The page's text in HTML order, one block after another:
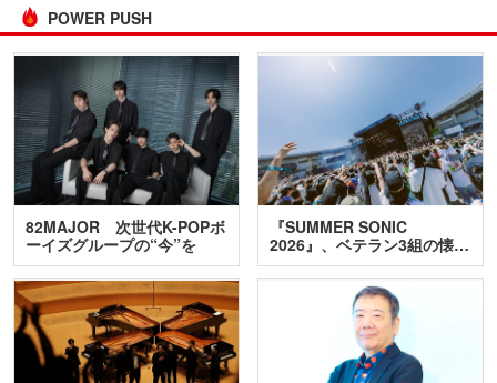
POWER PUSH
82MAJOR 次世代K-POPボ
ーイズグループの“今”を
訊…
『SUMMER SONIC
2026』、ベテラン3組の懐…